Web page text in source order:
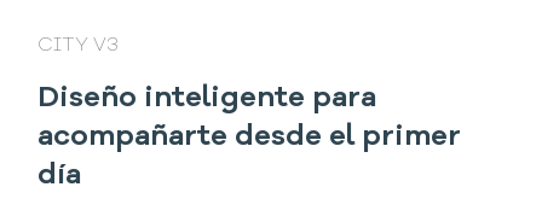
CITY V3
Diseño inteligente para
acompañarte desde el primer
día